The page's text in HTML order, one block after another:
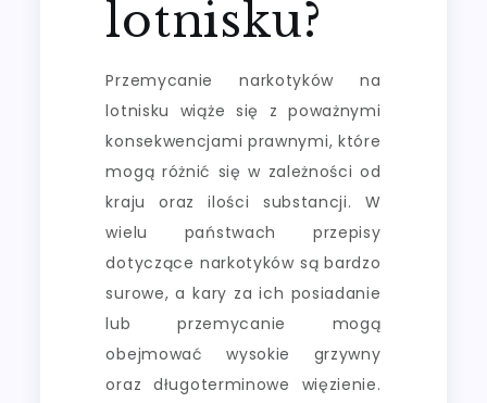
lotnisku?
Przemycanie narkotyków na
lotnisku wiąże się z poważnymi
konsekwencjami prawnymi, które
mogą różnić się w zależności od
kraju oraz ilości substancji. W
wielu państwach przepisy
dotyczące narkotyków są bardzo
surowe, a kary za ich posiadanie
lub przemycanie mogą
obejmować wysokie grzywny
oraz długoterminowe więzienie.